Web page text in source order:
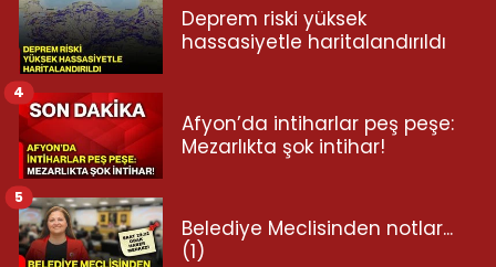
Deprem riski yüksek
hassasiyetle haritalandırıldı
Afyon’da intiharlar peş peşe:
Mezarlıkta şok intihar!
4
Belediye Meclisinden notlar...
(1)
5